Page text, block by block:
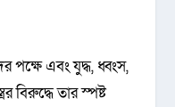
পক্ষে এবং যুদ্ধ, ধ্বংস,
বিরুদ্ধে তার স্পষ্ট